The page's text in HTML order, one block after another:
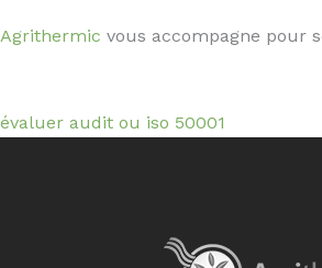
Agrithermic vous accompagne pour
évaluer audit ou iso 50001